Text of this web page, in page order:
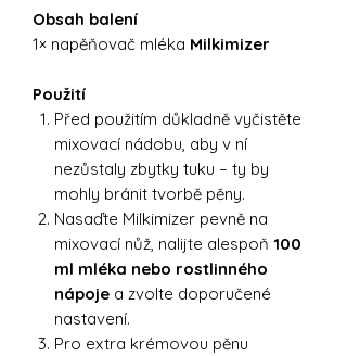
Obsah balení
1× napěňovač mléka Milkimizer
Použití
Před použitím důkladně vyčistěte
mixovací nádobu, aby v ní
nezůstaly zbytky tuku – ty by
mohly bránit tvorbě pěny.
Nasaďte Milkimizer pevně na
mixovací nůž, nalijte alespoň 100
ml mléka nebo rostlinného
nápoje a zvolte doporučené
nastavení.
Pro extra krémovou pěnu